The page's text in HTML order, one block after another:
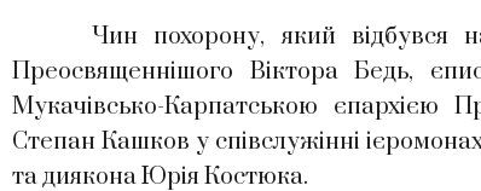
Чин похорону, який відбувся на
Преосвященнішого Віктора Бедь,
Мукачівсько-Карпатською єпархією
Степан Кашков у співслужінні
та диякона Юрія Костюка.